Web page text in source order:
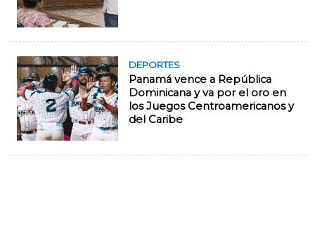
DEPORTES
Panamá vence a República
Dominicana y va por el oro en
los Juegos Centroamericanos y
del Caribe